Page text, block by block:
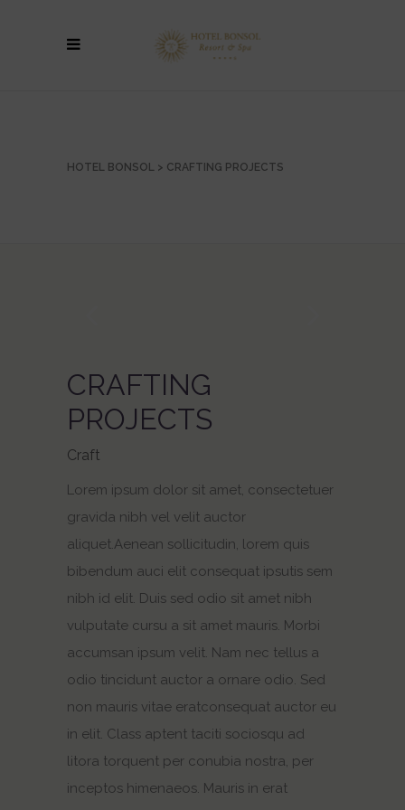
HOTEL BONSOL > CRAFTING PROJECTS
CRAFTING
PROJECTS
Craft
Lorem ipsum dolor sit amet, consectetuer
gravida nibh vel velit auctor
aliquet.Aenean sollicitudin, lorem quis
bibendum auci elit consequat ipsutis sem
nibh id elit. Duis sed odio sit amet nibh
vulputate cursu a sit amet mauris. Morbi
accumsan ipsum velit. Nam nec tellus a
odio tincidunt auctor a ornare odio. Sed
non mauris vitae eratconsequat auctor eu
in elit. Class aptent taciti sociosqu ad
litora torquent per conubia nostra, per
inceptos himenaeos. Mauris in erat